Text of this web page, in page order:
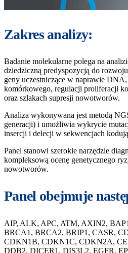
Zakres analizy:
Badanie molekularne polega na
dziedziczną predyspozycją do
geny uczestniczące w naprawie
komórkowego, regulacji proliferacji
oraz szlakach supresji nowotworów.
Analiza wykonywana jest metodą
generacji) i umożliwia wykrycie
insercji i delecji w sekwencjach
Panel stanowi szerokie narzędzie
kompleksową ocenę genetycznego
nowotworów.
Panel obejmuje
AIP, ALK, APC, ATM, AXIN2,
BRCA1, BRCA2, BRIP1, CASR,
CDKN1B, CDKN1C, CDKN2A,
DDB2, DICER1, DIS3L2, EGFR,